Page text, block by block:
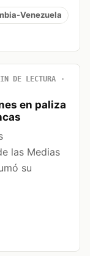
Venezuela
DE LECTURA
en paliza
las Medias
su